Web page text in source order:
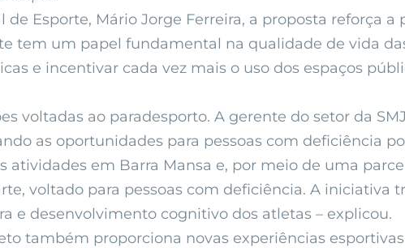
Esporte, Mário Jorge Ferreira, a proposta reforça
tem um papel fundamental na qualidade de vida
e incentivar cada vez mais o uso dos espaços
voltadas ao paradesporto. A gerente do setor da
as oportunidades para pessoas com deficiência
atividades em Barra Mansa e, por meio de uma
voltado para pessoas com deficiência. A iniciativa
e desenvolvimento cognitivo dos atletas – explicou.
também proporciona novas experiências